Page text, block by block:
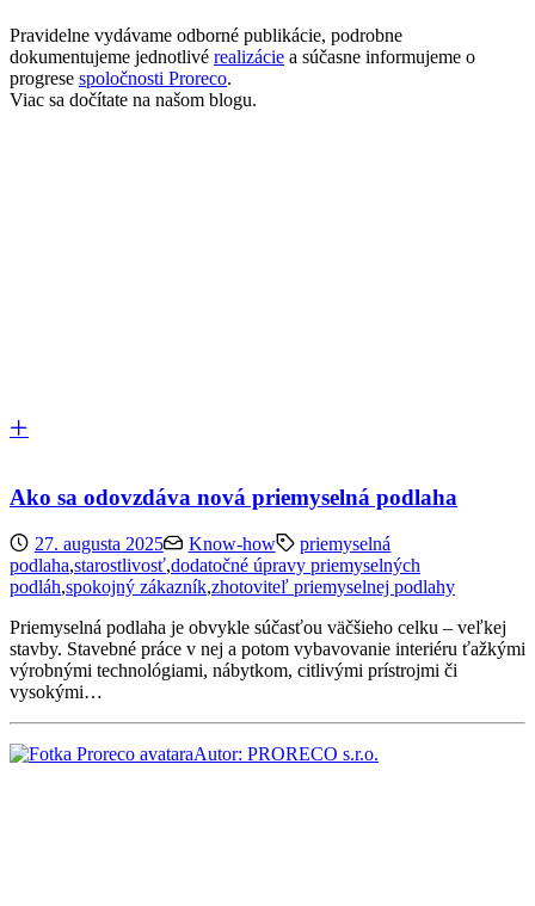
Pravidelne vydávame odborné publikácie, podrobne
dokumentujeme jednotlivé realizácie a súčasne informujeme o
progrese spoločnosti Proreco.
Viac sa dočítate na našom blogu.
Ako sa odovzdáva nová priemyselná podlaha
27. augusta 2025 Know-how
priemyselná
podlaha,starostlivosť,dodatočné úpravy priemyselných
podláh,spokojný zákazník,zhotoviteľ priemyselnej podlahy
Priemyselná podlaha je obvykle súčasťou väčšieho celku – veľkej
stavby. Stavebné práce v nej a potom vybavovanie interiéru ťažkými
výrobnými technológiami, nábytkom, citlivými prístrojmi či
vysokými…
Autor: PRORECO s.r.o.